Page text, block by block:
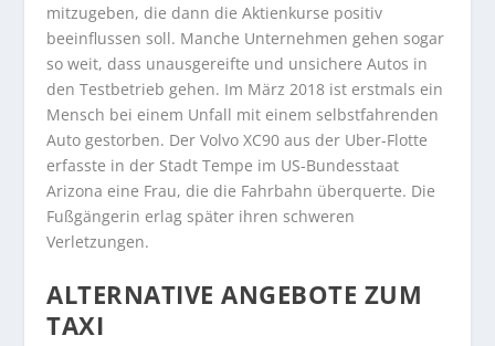
mitzugeben, die dann die Aktienkurse positiv
beeinflussen soll. Manche Unternehmen gehen sogar
so weit, dass unausgereifte und unsichere Autos in
den Testbetrieb gehen. Im März 2018 ist erstmals ein
Mensch bei einem Unfall mit einem selbstfahrenden
Auto gestorben. Der Volvo XC90 aus der Uber-Flotte
erfasste in der Stadt Tempe im US-Bundesstaat
Arizona eine Frau, die die Fahrbahn überquerte. Die
Fußgängerin erlag später ihren schweren
Verletzungen.
ALTERNATIVE ANGEBOTE ZUM
TAXI